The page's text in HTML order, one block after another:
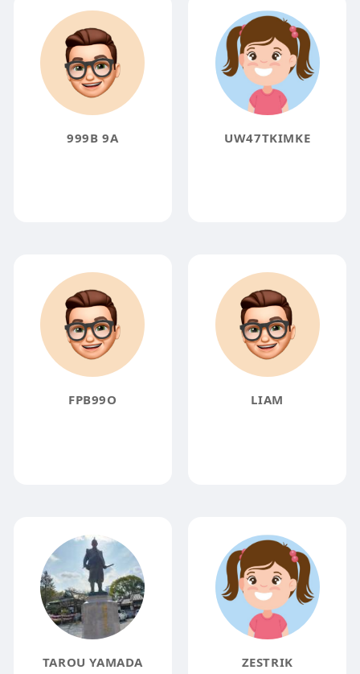
999B 9A UW47TKIMKE
FPB99O LIAM
TAROU YAMADA ZESTRIK